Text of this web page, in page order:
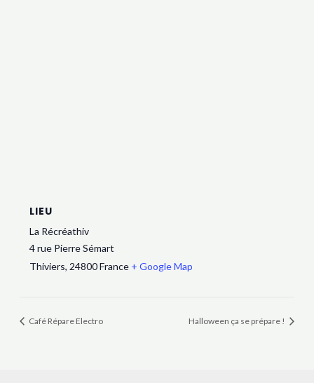
LIEU
La Récréathiv
4 rue Pierre Sémart
Thiviers, 24800 France + Google Map
Café Répare Electro Halloween ça se prépare !